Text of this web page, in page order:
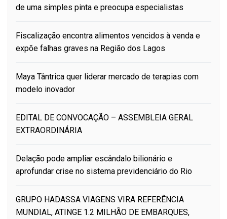
de uma simples pinta e preocupa especialistas
Fiscalização encontra alimentos vencidos à venda e
expõe falhas graves na Região dos Lagos
Maya Tântrica quer liderar mercado de terapias com
modelo inovador
EDITAL DE CONVOCAÇÃO – ASSEMBLEIA GERAL
EXTRAORDINÁRIA
Delação pode ampliar escândalo bilionário e
aprofundar crise no sistema previdenciário do Rio
GRUPO HADASSA VIAGENS VIRA REFERÊNCIA
MUNDIAL, ATINGE 1.2 MILHÃO DE EMBARQUES,